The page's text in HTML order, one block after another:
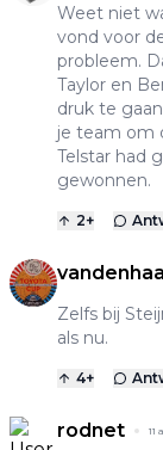
Weet niet
vond voor
probleem.
Taylor en
druk te
je team om
Telstar had
gewonnen.
2+
Zelfs bij
als nu.
4+
rodnet 11